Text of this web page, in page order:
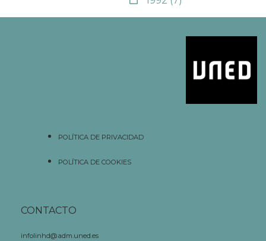
POLÍTICA DE PRIVACIDAD
POLÍTICA DE COOKIES
CONTACTO
infolinhd@adm.uned.es